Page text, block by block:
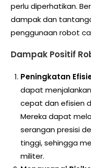
perlu diperhatikan.
dampak dan
penggunaan robot
Dampak Positif
Peningkatan
dapat
cepat dan efisien
Mereka dapat
serangan presisi
tinggi, sehingga
militer.